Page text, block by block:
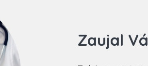
Zaujal